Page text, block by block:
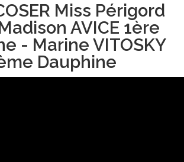
Miss Périgord
AVICE 1ère
- Marine VITOSKY
Dauphine